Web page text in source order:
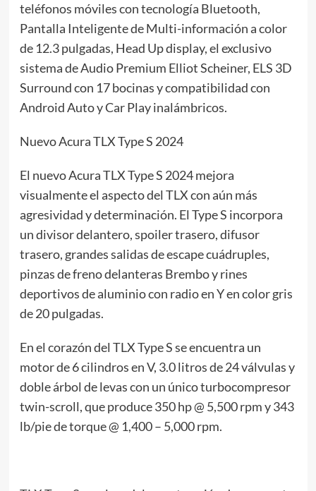
teléfonos móviles con tecnología Bluetooth,
Pantalla Inteligente de Multi-información a color
de 12.3 pulgadas, Head Up display, el exclusivo
sistema de Audio Premium Elliot Scheiner, ELS 3D
Surround con 17 bocinas y compatibilidad con
Android Auto y Car Play inalámbricos.
Nuevo Acura TLX Type S 2024
El nuevo Acura TLX Type S 2024 mejora
visualmente el aspecto del TLX con aún más
agresividad y determinación. El Type S incorpora
un divisor delantero, spoiler trasero, difusor
trasero, grandes salidas de escape cuádruples,
pinzas de freno delanteras Brembo y rines
deportivos de aluminio con radio en Y en color gris
de 20 pulgadas.
En el corazón del TLX Type S se encuentra un
motor de 6 cilindros en V, 3.0 litros de 24 válvulas y
doble árbol de levas con un único turbocompresor
twin-scroll, que produce 350 hp @ 5,500 rpm y 343
lb/pie de torque @ 1,400 – 5,000 rpm.